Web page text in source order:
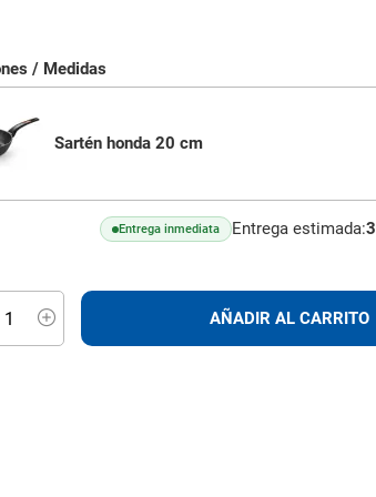
AÑADIR AL CARRITO
/ Medidas
Sartén honda 20 cm
Entrega inmediata Entrega estimada:3